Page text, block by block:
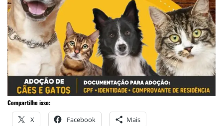
Compartilhe isso:
X Facebook Mais